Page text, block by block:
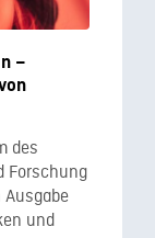
–
des
Forschung
und